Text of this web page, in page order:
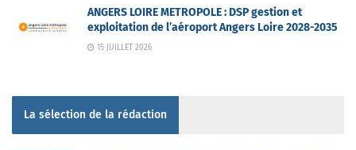
ANGERS LOIRE METROPOLE : DSP gestion et
exploitation de l’aéroport Angers Loire 2028-2035
15 JUILLET 2026
La sélection de la rédaction